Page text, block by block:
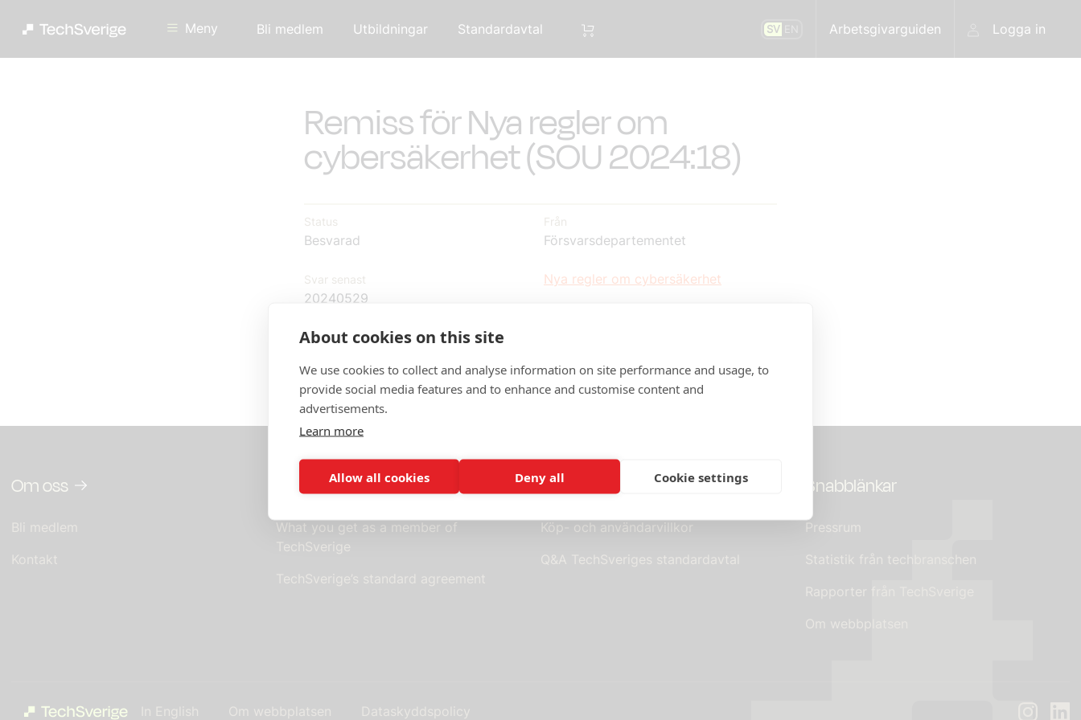
Meny Bli medlem Utbildningar Standardavtal SV Arbetsgivarguiden Logga in
Remiss för Nya regler om
cybersäkerhet (SOU 2024:18)
Status
Besvarad
Från
Försvarsdepartementet
Svar senast
20240529
Nya regler om cybersäkerhet
Om oss
Bli medlem
Kontakt
In English
What you get as a member of
TechSverige
TechSverige’s standard agreement
Standardavtal
Köp- och användarvillkor
Q&A TechSveriges standardavtal
Snabblänkar
Pressrum
Statistik från techbranschen
Rapporter från TechSverige
Om webbplatsen
In English Om webbplatsen Dataskyddspolicy
About cookies on this site
We use cookies to collect and analyse information on site performance and usage, to
provide social media features and to enhance and customise content and
advertisements.
Learn more
Allow all cookies Deny all Cookie settings